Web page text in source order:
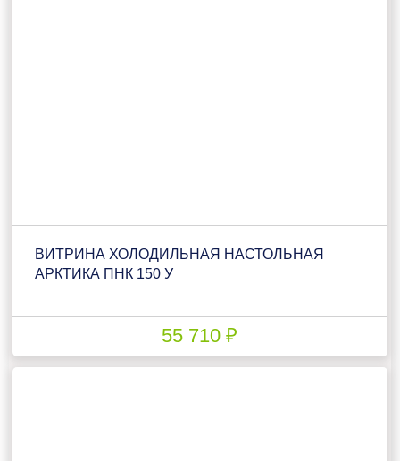
ВИТРИНА ХОЛОДИЛЬНАЯ НАСТОЛЬНАЯ
АРКТИКА ПНК 150 У
55 710 ₽